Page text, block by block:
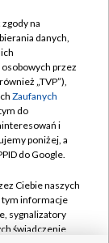
na
danych,
przez
„TVP”),
Zaufanych
do
i
poniżej, a
do Google.
Ciebie naszych
tym informacje
sygnalizatory
świadczenie